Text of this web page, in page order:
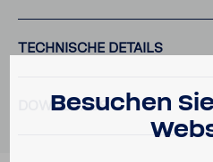
TECH­NI­SCHE DETAILS
DOWN­LOADS
Besu­chen